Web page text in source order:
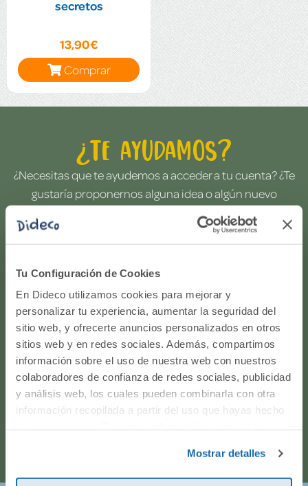
Tu Configuración de Cookies
En Dideco utilizamos cookies para mejorar y
personalizar tu experiencia, aumentar la seguridad del
sitio web, y ofrecerte anuncios personalizados en otros
sitios web y en redes sociales. Además, compartimos
información sobre el uso de nuestra web con nuestros
colaboradores de confianza de redes sociales, publicidad
y análisis web, los cuales pueden combinarla con otra
información recopilada a partir del uso que hayas hecho
Mostrar detalles
secretos
13,90€
Comprar
¿Te ayudamos?
¿Necesitas que te ayudemos a acceder a tu cuenta? ¿Te
gustaría proponernos alguna idea o algún nuevo
producto? ¿Has realizado un pedido y quieres saber si
todo va viento en popa? Ponte en contacto con
nosotros.
916597360
Correo electrónico
Horario de atención telefónica: de Lunes a Viernes, de
9:00h a 17:00h.